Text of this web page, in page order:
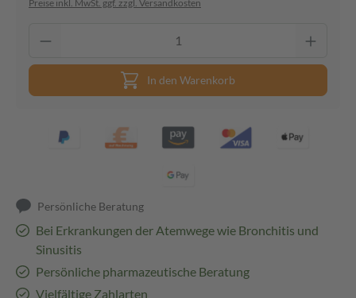
Preise inkl. MwSt. ggf. zzgl. Versandkosten
In den Warenkorb
Persönliche Beratung
Bei Erkrankungen der Atemwege wie Bronchitis und
Sinusitis
Persönliche pharmazeutische Beratung
Vielfältige Zahlarten